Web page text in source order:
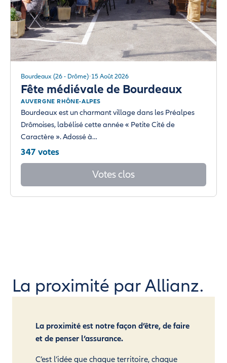
Bourdeaux (26 - Drôme) 15 Août 2026
Fête médiévale de Bourdeaux
AUVERGNE RHÔNE-ALPES
Bourdeaux est un charmant village dans les Préalpes
Drômoises, labélisé cette année « Petite Cité de
Caractère ». Adossé à…
347 votes
Votes clos
La proximité par Allianz.
La proximité est notre façon d’être, de faire
et de penser l’assurance.
C’est l’idée que chaque territoire, chaque